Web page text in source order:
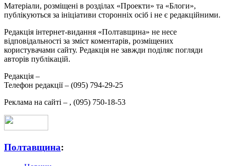
Матеріали, розміщені в розділах «Проекти» та «Блоги»,
публікуються за ініціативи сторонніх осіб і не є редакційними.
Редакція інтернет-видання «Полтавщина» не несе
відповідальності за зміст коментарів, розміщених
користувачами сайту. Редакція не завжди поділяє погляди
авторів публікацій.
Редакція –
Телефон редакції – (095) 794-29-25
Реклама на сайті – , (095) 750-18-53
Полтавщина: